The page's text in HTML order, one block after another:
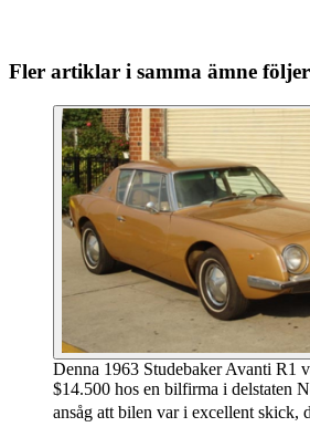
Fler artiklar i samma ämne
Denna 1963 Studebaker Avanti R1
$14.500 hos en bilfirma i delstaten
ansåg att bilen var i excellent skick,